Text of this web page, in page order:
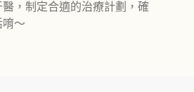
，制定合適的治療計劃，確
～